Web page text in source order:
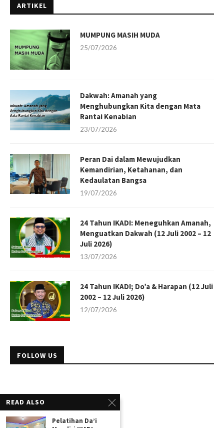
ARTIKEL
MUMPUNG MASIH MUDA
25/07/2026
Dakwah: Amanah yang
Menghubungkan Kita dengan Mata
Rantai Kenabian
23/07/2026
Peran Dai dalam Mewujudkan
Kemandirian, Ketahanan, dan
Kedaulatan Bangsa
19/07/2026
24 Tahun IKADI: Meneguhkan Amanah,
Menguatkan Dakwah (12 Juli 2002 – 12
Juli 2026)
13/07/2026
24 Tahun IKADI; Do’a & Harapan (12 Juli
2002 – 12 Juli 2026)
12/07/2026
FOLLOW US
READ ALSO
Pelatihan Da’i